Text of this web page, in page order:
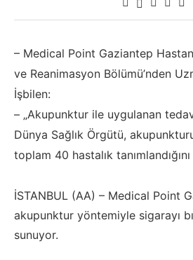
– Medical Point Gaziantep
ve Reanimasyon Bölümü’nden
İşbilen:
– „Akupunktur ile uygulanan
Dünya Sağlık Örgütü,
toplam 40 hastalık
İSTANBUL (AA) – Medical Point
akupunktur yöntemiyle sigarayı
sunuyor.